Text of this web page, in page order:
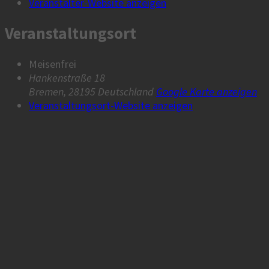
Veranstaltungsort
Meisenfrei
Hankenstraße 18
Bremen, 28195 Deutschland Google Karte anzeigen
Veranstaltungsort-Website anzeigen